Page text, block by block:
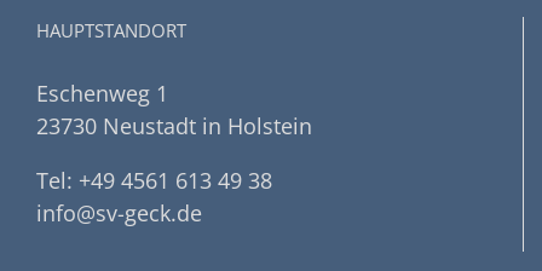
HAUPTSTANDORT
Eschenweg 1
23730 Neustadt in Holstein
Tel: +49 4561 613 49 38
info@sv-geck.de